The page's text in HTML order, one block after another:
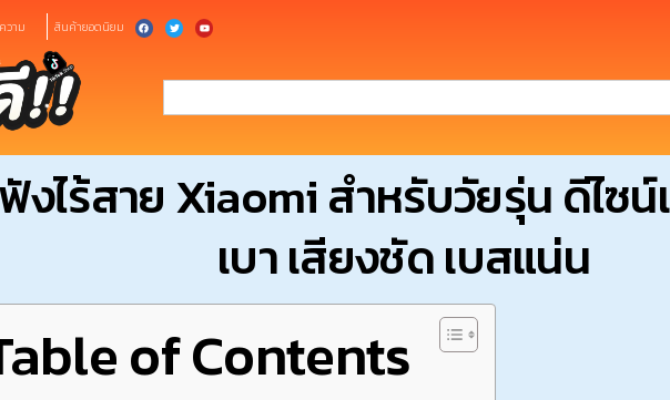
วาม สินค้ายอดนิยม
งไร้สาย Xiaomi สำหรับวัยรุ่น ดีไซ
เบา เสียงชัด เบสแน่น
of Contents